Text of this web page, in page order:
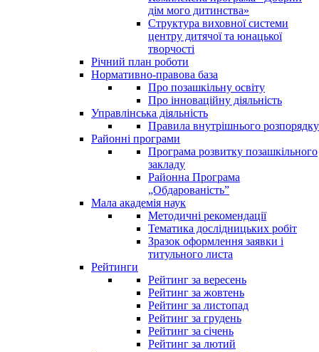
дім мого дитинства»
Структура виховної системи
центру дитячої та юнацької
творчості
Річний план роботи
Нормативно-правова база
Про позашкільну освіту
Про інноваційну діяльність
Управлінська діяльність
Правила внутрішнього розпорядку
Районні програми
Програма розвитку позашкільного
закладу
Районна Програма
„Обдарованість”
Мала академія наук
Методичні рекомендації
Тематика дослідницьких робіт
Зразок оформлення заявки і
титульного листа
Рейтинги
Рейтинг за вересень
Рейтинг за жовтень
Рейтинг за листопад
Рейтинг за грудень
Рейтинг за січень
Рейтинг за лютий